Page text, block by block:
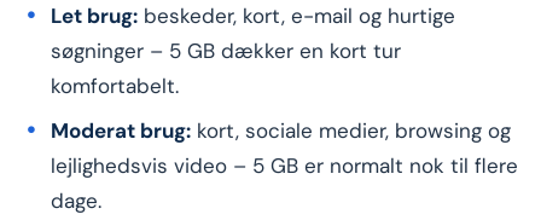
Let brug: beskeder, kort, e-mail og hurtige
søgninger – 5 GB dækker en kort tur
komfortabelt.
Moderat brug: kort, sociale medier, browsing og
lejlighedsvis video – 5 GB er normalt nok til flere
dage.